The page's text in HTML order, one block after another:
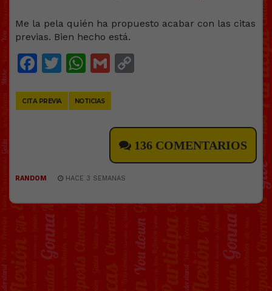
Me la pela quién ha propuesto acabar con las citas
previas. Bien hecho está.
Facebook
Twitter
WhatsApp
Gmail
CITA PREVIA NOTICIAS
136 COMENTARIOS
RANDOM HACE 3 SEMANAS